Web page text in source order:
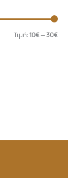
Τιμή:10€—30€